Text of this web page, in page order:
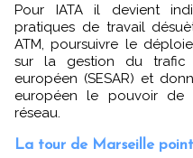
Pour IATA il devient
pratiques de travail
ATM, poursuivre le
sur la gestion du trafic
européen (SESAR) et
européen le pouvoir
réseau.
La tour de Marseille